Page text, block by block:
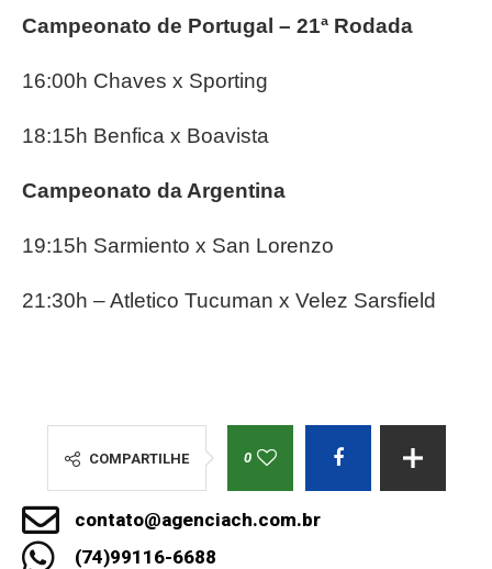
Campeonato de Portugal – 21ª Rodada
16:00h Chaves x Sporting
18:15h Benfica x Boavista
Campeonato da Argentina
19:15h Sarmiento x San Lorenzo
21:30h – Atletico Tucuman x Velez Sarsfield
COMPARTILHE 0
contato@agenciach.com.br
(74)99116-6688